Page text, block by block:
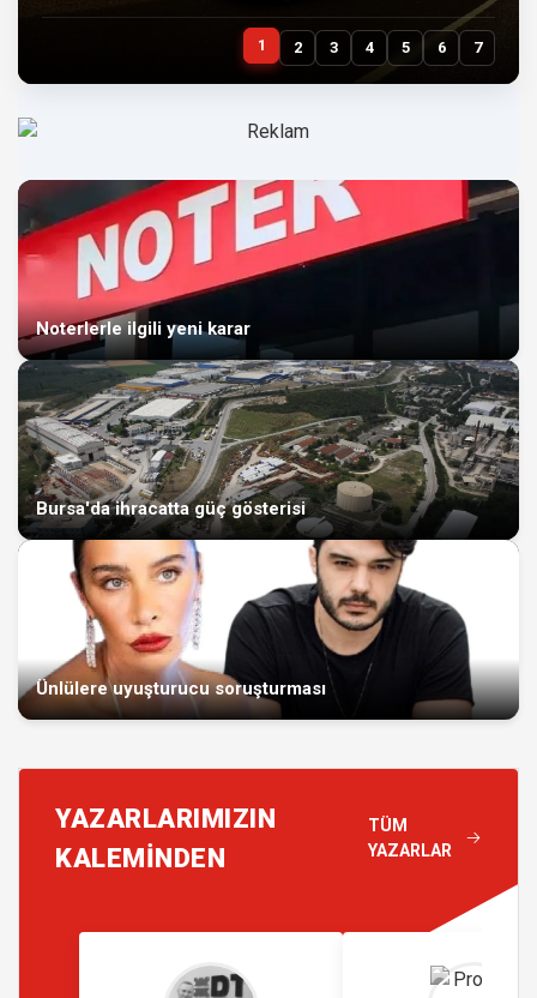
1 2 3 4 5 6 7
Noterlerle ilgili yeni karar
Bursa'da ihracatta güç gösterisi
Ünlülere uyuşturucu soruşturması
YAZARLARIMIZIN
KALEMİNDEN
TÜM
YAZARLAR